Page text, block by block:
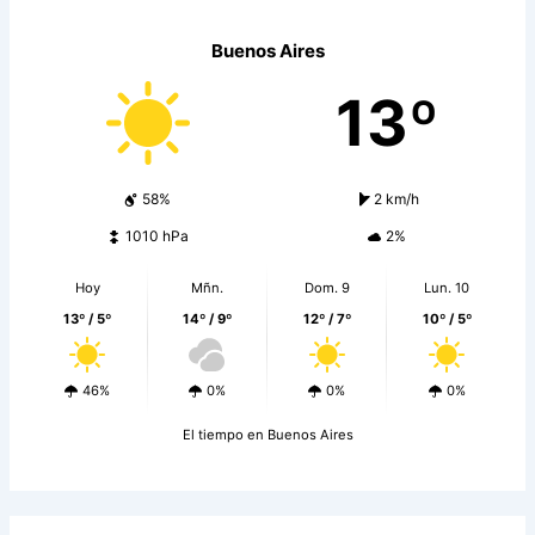
Buenos Aires
13º
58% 2 km/h
1010 hPa 2%
Hoy
13º / 5º
46%
Mñn.
14º / 9º
0%
Dom. 9
12º / 7º
0%
Lun. 10
10º / 5º
0%
El tiempo en Buenos Aires